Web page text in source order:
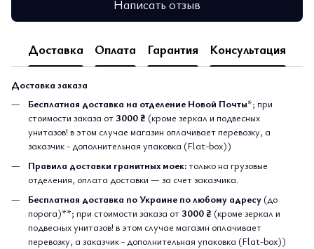
Написать отзыв
Доставка Оплата Гарантия Консультация
Доставка заказа
Бесплатная доставка на отделение Новой Почты*; при
стоимости заказа от3000 ₴ (кроме зеркал и подвесных
унитазов! в этом случае магазин оплачивает перевозку, а
заказчик - дополнительная упаковка (Flat-box))
Правила доставки гранитных моек:только на грузовые
отделения, оплата доставки — за счет заказчика.
Бесплатная доставка по Украине по любому адресу (до
порога)**; при стоимости заказа от3000 ₴ (кроме зеркал и
подвесных унитазов! в этом случае магазин оплачивает
перевозку, а заказчик - дополнительная упаковка (Flat-box))